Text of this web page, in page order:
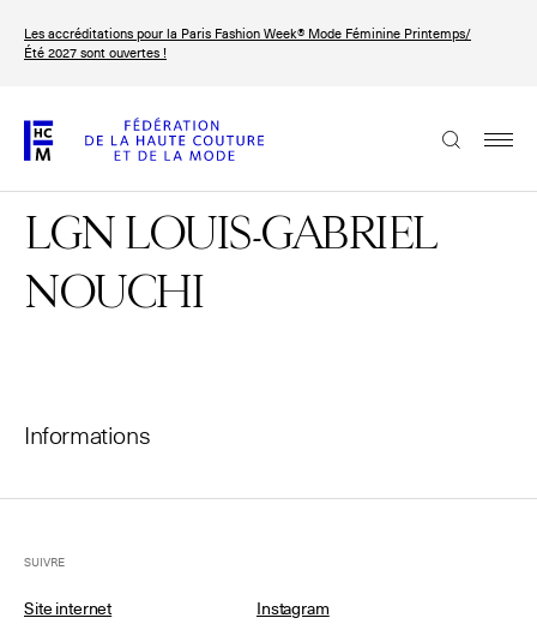
contenu
Les accréditations pour la Paris Fashion Week® Mode Féminine Printemps/
Été 2027 sont ouvertes !
LGN LOUIS-GABRIEL
NOUCHI
Informations
SUIVRE
Site internet
Instagram
FRANÇAIS ENGLISH
La Fédération
Les membres
Les événements de la FHCM
Paris Fashion Week®